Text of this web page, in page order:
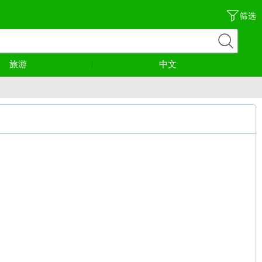
筛选
旅游 中文